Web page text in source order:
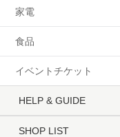
家電
食品
イベントチケット
HELP & GUIDE
SHOP LIST